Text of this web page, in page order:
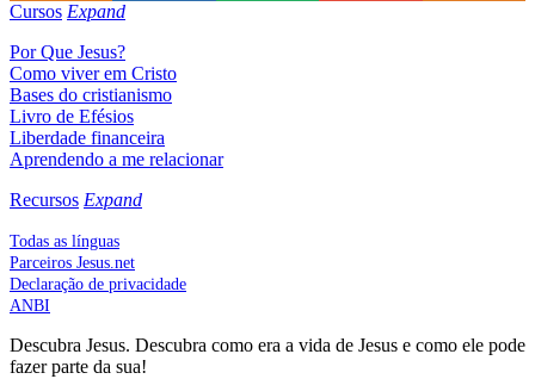
Cursos Expand
Por Que Jesus?
Como viver em Cristo
Bases do cristianismo
Livro de Efésios
Liberdade financeira
Aprendendo a me relacionar
Recursos Expand
Todas as línguas
Parceiros Jesus.net
Declaração de privacidade
ANBI
Descubra Jesus. Descubra como era a vida de Jesus e como ele pode
fazer parte da sua!